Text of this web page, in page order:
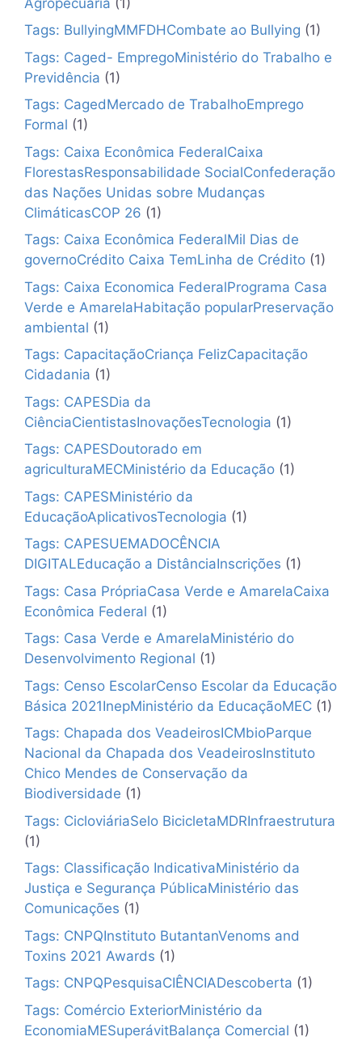
Tags: BullyingMMFDHCombate ao Bullying (1)
Tags: Caged- EmpregoMinistério do Trabalho e
Previdência (1)
Tags: CagedMercado de TrabalhoEmprego
Formal (1)
Tags: Caixa Econômica FederalCaixa
FlorestasResponsabilidade SocialConfederação
das Nações Unidas sobre Mudanças
ClimáticasCOP 26 (1)
Tags: Caixa Econômica FederalMil Dias de
governoCrédito Caixa TemLinha de Crédito (1)
Tags: Caixa Economica FederalPrograma Casa
Verde e AmarelaHabitação popularPreservação
ambiental (1)
Tags: CapacitaçãoCriança FelizCapacitação
Cidadania (1)
Tags: CAPESDia da
CiênciaCientistasInovaçõesTecnologia (1)
Tags: CAPESDoutorado em
agriculturaMECMinistério da Educação (1)
Tags: CAPESMinistério da
EducaçãoAplicativosTecnologia (1)
Tags: CAPESUEMADOCÊNCIA
DIGITALEducação a DistânciaInscrições (1)
Tags: Casa PrópriaCasa Verde e AmarelaCaixa
Econômica Federal (1)
Tags: Casa Verde e AmarelaMinistério do
Desenvolvimento Regional (1)
Tags: Censo EscolarCenso Escolar da Educação
Básica 2021InepMinistério da EducaçãoMEC (1)
Tags: Chapada dos VeadeirosICMbioParque
Nacional da Chapada dos VeadeirosInstituto
Chico Mendes de Conservação da
Biodiversidade (1)
Tags: CicloviáriaSelo BicicletaMDRInfraestrutura
(1)
Tags: Classificação IndicativaMinistério da
Justiça e Segurança PúblicaMinistério das
Comunicações (1)
Tags: CNPQInstituto ButantanVenoms and
Toxins 2021 Awards (1)
Tags: CNPQPesquisaCIÊNCIADescoberta (1)
Tags: Comércio ExteriorMinistério da
EconomiaMESuperávitBalança Comercial (1)